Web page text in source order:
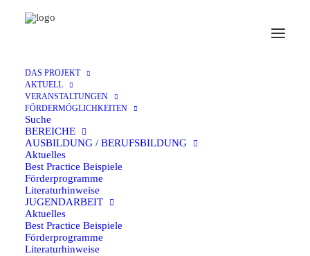
DAS PROJEKT
AKTUELL
VERANSTALTUNGEN
FÖRDERMÖGLICHKEITEN
Suche
BEREICHE
AUSBILDUNG / BERUFSBILDUNG
Aktuelles
Best Practice Beispiele
Förderprogramme
Literaturhinweise
JUGENDARBEIT
Aktuelles
Best Practice Beispiele
Förderprogramme
Literaturhinweise
Einladung zum
Fördermittelworkshop 2025
9. JANUAR 2025
Am 12. und 13. Juni 2025 führen wir in Kooperation mit
eurodesk Deutschland in der Geschäftsstelle des aktuellen
forums in Gelsenkirchen, wie jedes Jahr, den